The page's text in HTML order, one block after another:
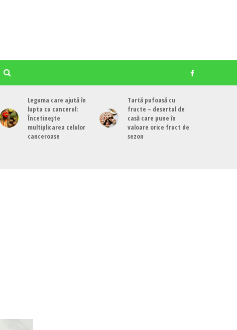
Leguma care ajută în
lupta cu cancerul:
Încetinește
multiplicarea celulor
canceroase
Tartă pufoasă cu
fructe – desertul de
casă care pune în
valoare orice fruct de
sezon